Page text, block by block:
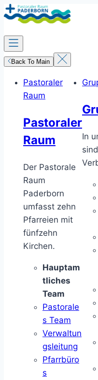
Zum
Inhalt
springen
Back To Main
Pastoraler
Raum
Pastoraler
Raum
Der Pastorale
Raum
Paderborn
umfasst zehn
Pfarreien mit
fünfzehn
Kirchen.
Hauptam
tliches
Team
Pastorale
s Team
Verwaltun
gsleitung
Pfarrbüro
s
In